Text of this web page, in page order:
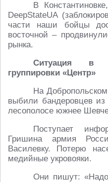
В
DeepStateUA
части наши бойцы
восточной –
рынка.
Ситуация в
группировки «Центр»
На
выбили бандеровцев из
лесополосе южнее
Поступает
Гришина армия
Василевку. Потерю
медийные укровояки.
Они пишут: